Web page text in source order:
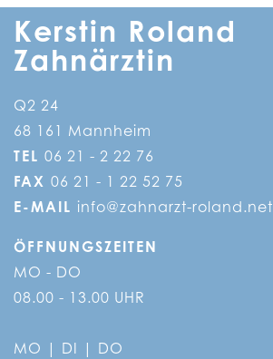
Kerstin Roland
Zahnärztin
Q2 24
68 161 Mannheim
TEL 06 21 - 2 22 76
FAX 06 21 - 1 22 52 75
E-MAIL info@zahnarzt-roland.net
ÖFFNUNGSZEITEN
MO - DO
08.00 - 13.00 UHR
MO | DI | DO